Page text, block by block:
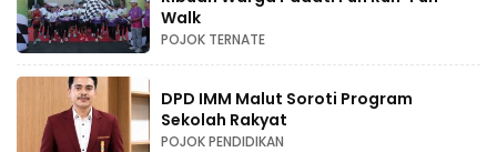
Walk
POJOK TERNATE
DPD IMM Malut Soroti Program
Sekolah Rakyat
POJOK PENDIDIKAN